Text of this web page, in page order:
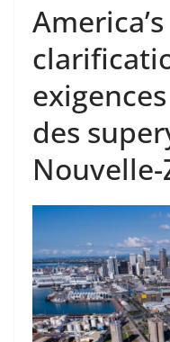
des